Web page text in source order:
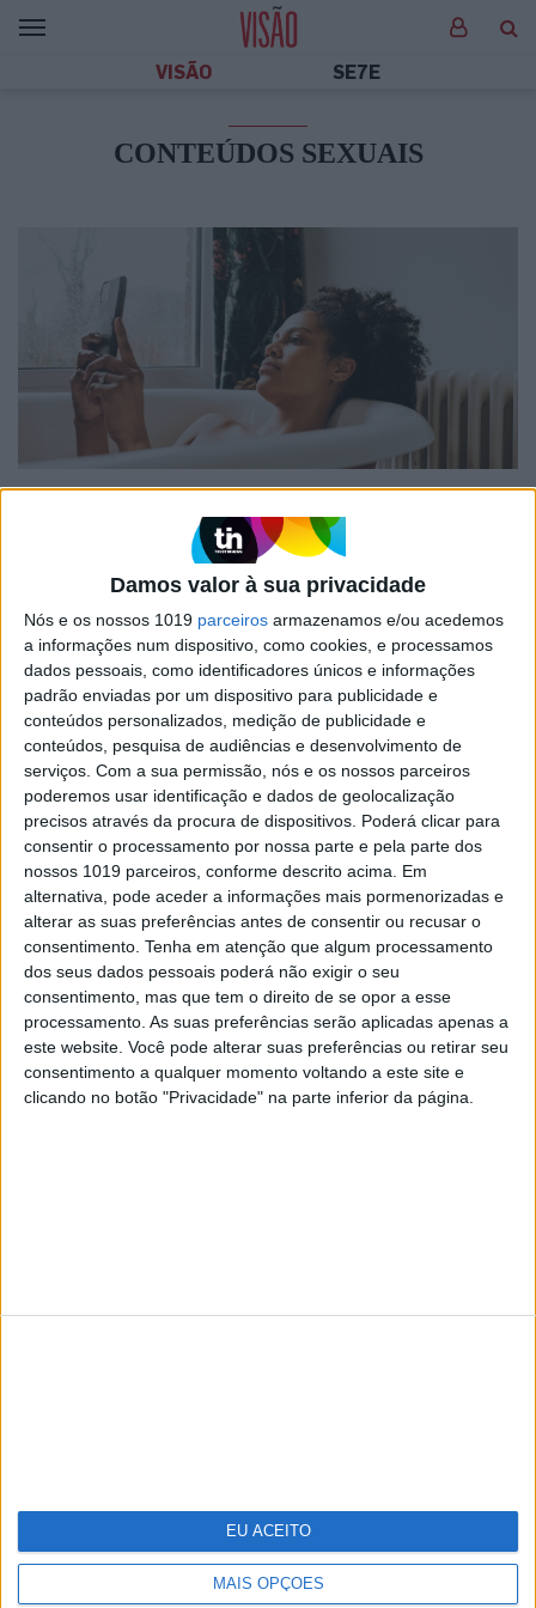
Damos valor à sua privacidade
Nós e os nossos 1019 parceiros armazenamos e/ou acedemos
a informações num dispositivo, como cookies, e processamos
dados pessoais, como identificadores únicos e informações
padrão enviadas por um dispositivo para publicidade e
conteúdos personalizados, medição de publicidade e
conteúdos, pesquisa de audiências e desenvolvimento de
serviços. Com a sua permissão, nós e os nossos parceiros
poderemos usar identificação e dados de geolocalização
precisos através da procura de dispositivos. Poderá clicar para
consentir o processamento por nossa parte e pela parte dos
nossos 1019 parceiros, conforme descrito acima. Em
alternativa, pode aceder a informações mais pormenorizadas e
alterar as suas preferências antes de consentir ou recusar o
consentimento. Tenha em atenção que algum processamento
dos seus dados pessoais poderá não exigir o seu
consentimento, mas que tem o direito de se opor a esse
processamento. As suas preferências serão aplicadas apenas a
este website. Você pode alterar suas preferências ou retirar seu
consentimento a qualquer momento voltando a este site e
clicando no botão "Privacidade" na parte inferior da página.
MAIS OPÇÕES
EU ACEITO
VISÃO SE7E
CONTEÚDOS SEXUAIS
SOCIEDADE
A ferramenta do Instagram criada
para os "melhores amigos" que
favorece a partilha massiva de
conteúdos sexuais
A finalidade do círculo verde das stories, símbolo
de acesso exclusivo por escolha de quem publica,
está cada vez mais desvirtuada na rede social das
imagens
SITES DO GRUPO TRUST IN NEWS
Visão Visão Se7e